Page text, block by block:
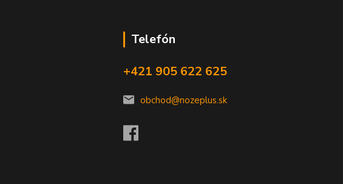
Telefón
+421 905 622 625
obchod@nozeplus.sk